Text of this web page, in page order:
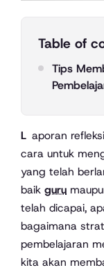
Table of
Tips
Laporan refleksi pembelajaran adalah salah satu
cara untuk
yang telah
baik guru
telah dicapai,
bagaimana
pembelajaran
kita akan